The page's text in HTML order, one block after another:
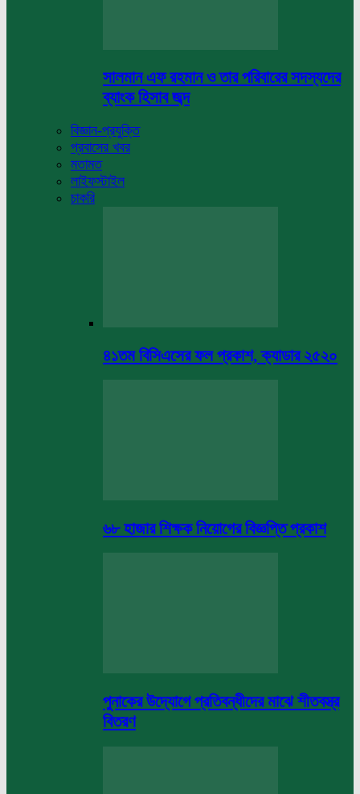
সালমান এফ রহমান ও তার পরিবারের সদস্যদের
ব্যাংক হিসাব জব্দ
বিজ্ঞান-প্রযুক্তি
প্রবাসের খবর
মতামত
লাইফস্টাইল
চাকরি
৪১তম বিসিএসের ফল প্রকাশ, ক্যাডার ২৫২০
৬৮ হাজার শিক্ষক নিয়োগের বিজ্ঞপ্তি প্রকাশ
পুনাকের উদ্যোগে প্রতিবন্ধীদের মাঝে শীতবস্ত্র
বিতরণ